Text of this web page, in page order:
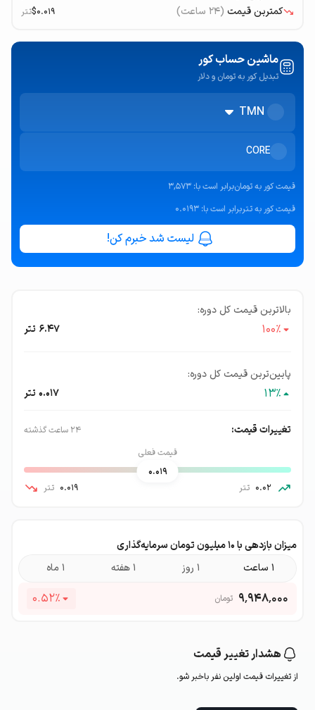
کمترین قیمت (۲۴ ساعت) $0.019تتر
ماشین حساب کور
تبدیل کور به تومان و دلار
TMN
CORE
قیمتکور به تومانبرابر است با: 3,573
قیمتکور به تتربرابر است با: 0.0193
لیست شد خبرم کن!
بالاترین قیمت کل دوره:
٪100
6.47 تتر
پایین‌ترین قیمت کل دوره:
٪13
0.017 تتر
تغییرات قیمت:
۲۴ ساعت گذشته
قیمت فعلی
0.019
0.02 تتر 0.019 تتر
میزان بازدهی با ۱۰ میلیون تومان سرمایه‌گذاری
۱ ساعت
۱ روز ۱ هفته ۱ ماه
۹٬۹۴۸٬۰۰۰ تومان ٪0.52
هشدار تغییر قیمت
از تغییرات قیمت اولین‌ نفر باخبر شو.